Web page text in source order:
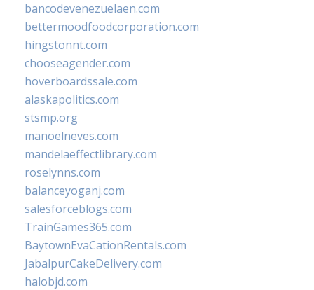
bancodevenezuelaen.com
bettermoodfoodcorporation.com
hingstonnt.com
chooseagender.com
hoverboardssale.com
alaskapolitics.com
stsmp.org
manoelneves.com
mandelaeffectlibrary.com
roselynns.com
balanceyoganj.com
salesforceblogs.com
TrainGames365.com
BaytownEvaCationRentals.com
JabalpurCakeDelivery.com
halobjd.com